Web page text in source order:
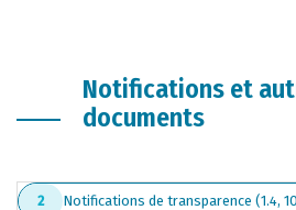
Notifications et
documents
2 Notifications de transparence (1.4,